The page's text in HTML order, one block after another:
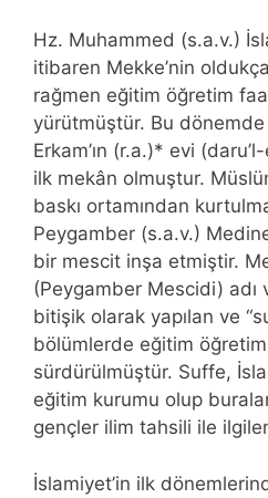
Hz. Muhammed (s.a.v.)
itibaren Mekke’nin
rağmen eğitim öğretim
yürütmüştür. Bu
Erkam’ın (r.a.)* evi
ilk mekân olmuştur.
baskı ortamından
Peygamber (s.a.v.)
bir mescit inşa etmiştir.
(Peygamber Mescidi) adı
bitişik olarak yapılan ve
bölümlerde eğitim
sürdürülmüştür. Suffe,
eğitim kurumu olup
gençler ilim tahsili ile
İslamiyet’in ilk